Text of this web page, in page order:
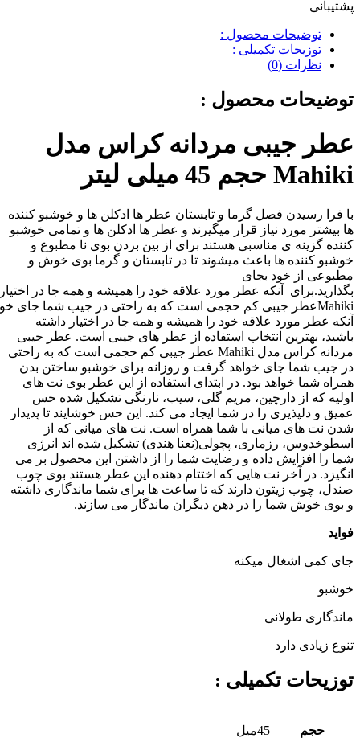
پشتیبانی
توضیحات محصول :
توزیحات تکمیلی :
نظرات (0)
توضیحات محصول :
عطر جیبی مردانه کراس مدل
Mahiki حجم 45 میلی لیتر
با فرا رسیدن فصل گرما و تابستان عطر ها ادکلن ها و خوشبو کننده
ها بیشتر مورد نیاز قرار میگیرند و عطر ها ادکلن ها و تمامی خوشبو
کننده گزینه ی مناسبی هستند برای از بین بردن بوی نا مطبوع و
خوشبو کننده ها باعث میشوند تا در تابستان و گرما بوی خوش و
مطبوعی از خود بجای
بگذارید.برای
آنکه عطر مورد علاقه خود را همیشه و همه جا در
اختیار
Mahikiعطر جیبی کم حجمی است که به راحتی در جیب شما جای
آنکه عطر مورد علاقه خود را همیشه و همه جا در اختیار داشته
باشید، بهترین انتخاب استفاده از عطر های جیبی است. عطر جیبی
مردانه کراس مدل Mahiki عطر جیبی کم حجمی است که به راحتی
در جیب شما جای خواهد گرفت و روزانه برای خوشبو ساختن بدن
همراه شما خواهد بود. در ابتدای استفاده از این عطر بوی نت های
اولیه که از دارچین، مریم گلی، سیب، نارنگی تشکیل شده حس
عمیق و دلپذیری را در شما ایجاد می کند. این حس خوشایند تا پدیدار
شدن نت های میانی با شما همراه است. نت های میانی که از
اسطوخدوس، رزماری، پچولی(نعنا هندی) تشکیل شده اند انرژی
شما را افزایش داده و رضایت شما را از داشتن این محصول بر می
انگیزد. در آخر نت هایی که اختتام دهنده این عطر هستند بوی چوب
صندل، چوب زیتون دارند که تا ساعت ها برای شما ماندگاری داشته
و بوی خوش شما را در ذهن دیگران ماندگار می سازند.
فواید
جای کمی اشغال میکنه
خوشبو
ماندگاری طولانی
تنوع زیادی دارد
توزیحات تکمیلی :
حجم 45میل